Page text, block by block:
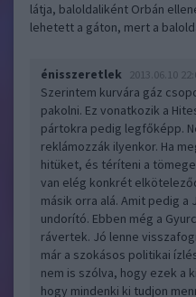
látja, baloldaliként Orbán
lehetett a gáton, mert a
énisszeretlek 2013.06.10
Szerintem kurvára gáz
pakolni. Ez vonatkozik a
pártokra pedig legfőképp.
reklámozzák ilyenkor. Ha
hitüket, és téríteni a
van elég konkrét
másik orra alá. Amit pedig a
undorító. Ebben még a
rávertek. Jó lenne
már a szokásos politikai
nem is szólva, hogy ezek a
hogy mindenki ki tudjon